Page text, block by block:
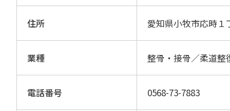
住所 愛知県小牧市応時１
業種 整骨・接骨／柔道整
電話番号 0568-73-7883